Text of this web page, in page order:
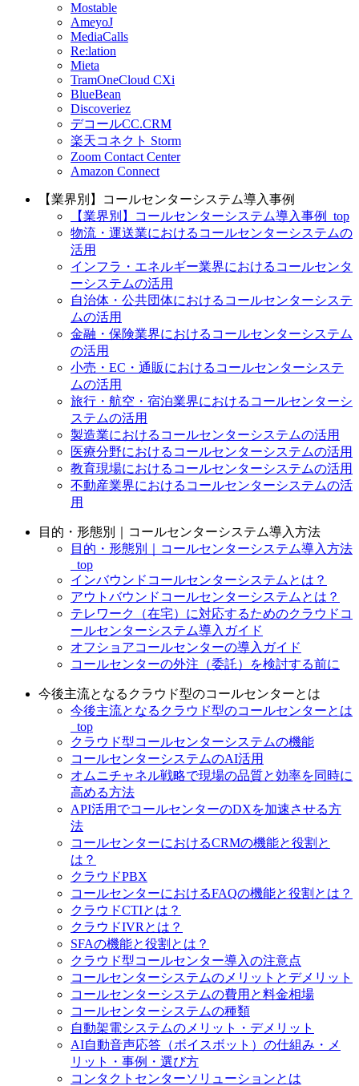
Mostable
AmeyoJ
MediaCalls
Re:lation
Mieta
TramOneCloud CXi
BlueBean
Discoveriez
デコールCC.CRM
楽天コネクト Storm
Zoom Contact Center
Amazon Connect
【業界別】コールセンターシステム導入事例
【業界別】コールセンターシステム導入事例_top
物流・運送業におけるコールセンターシステムの
活用
インフラ・エネルギー業界におけるコールセンタ
ーシステムの活用
自治体・公共団体におけるコールセンターシステ
ムの活用
金融・保険業界におけるコールセンターシステム
の活用
小売・EC・通販におけるコールセンターシステ
ムの活用
旅行・航空・宿泊業界におけるコールセンターシ
ステムの活用
製造業におけるコールセンターシステムの活用
医療分野におけるコールセンターシステムの活用
教育現場におけるコールセンターシステムの活用
不動産業界におけるコールセンターシステムの活
用
目的・形態別｜コールセンターシステム導入方法
目的・形態別｜コールセンターシステム導入方法
_top
インバウンドコールセンターシステムとは？
アウトバウンドコールセンターシステムとは？
テレワーク（在宅）に対応するためのクラウドコ
ールセンターシステム導入ガイド
オフショアコールセンターの導入ガイド
コールセンターの外注（委託）を検討する前に
今後主流となるクラウド型のコールセンターとは
今後主流となるクラウド型のコールセンターとは
_top
クラウド型コールセンターシステムの機能
コールセンターシステムのAI活用
オムニチャネル戦略で現場の品質と効率を同時に
高める方法
API活用でコールセンターのDXを加速させる方
法
コールセンターにおけるCRMの機能と役割と
は？
クラウドPBX
コールセンターにおけるFAQの機能と役割とは？
クラウドCTIとは？
クラウドIVRとは？
SFAの機能と役割とは？
クラウド型コールセンター導入の注意点
コールセンターシステムのメリットとデメリット
コールセンターシステムの費用と料金相場
コールセンターシステムの種類
自動架電システムのメリット・デメリット
AI自動音声応答（ボイスボット）の仕組み・メ
リット・事例・選び方
コンタクトセンターソリューションとは